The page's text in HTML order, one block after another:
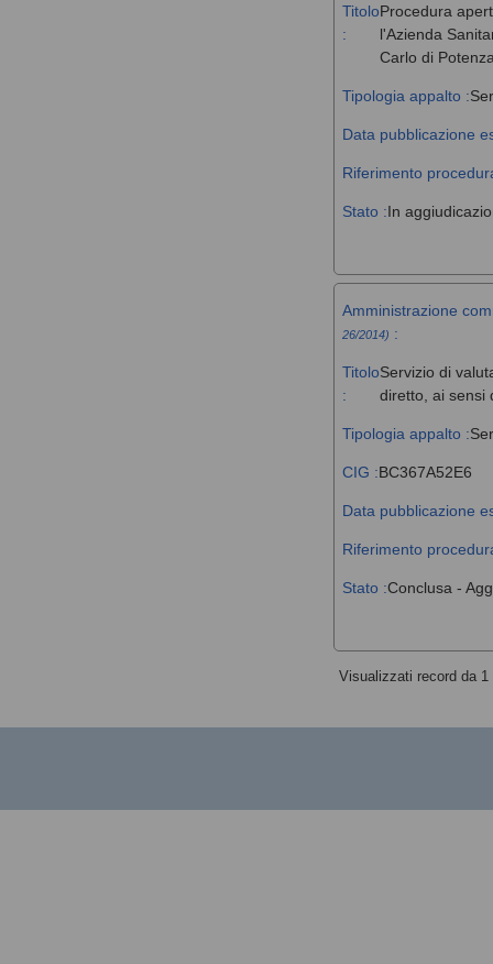
Titolo
:
Procedura
l'Azienda
Carlo di
Tipologia appalto :
Data pubblicazione
Riferimento
Stato :In
Amministrazione
26/2014) :
Titolo
:
Servizio di
diretto, ai sensi
Tipologia appalto :
CIG :BC367A52E6
Data pubblicazione
Riferimento
Stato :Conclusa -
Visualizzati record da 1